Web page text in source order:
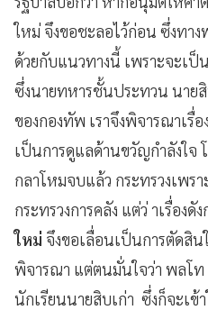
ใหม่ จึงขอชะลอไว้ก่อน ซึ่งทา
ด้วยกับแนวทางนี้ เพราะจะเ
ซึ่งนายทหารชั้นประทวน นาย
ของกองทัพ เราจึงพิจารณาเรื่
เป็นการดูแลด้านขวัญกำลังใจ
กลาโหมจบแล้ว กระทรวงเพร
กระทรวงการคลัง แต่ว่ าเรื่อง
ใหม่ จึงขอเลื่อนเป็นการตัดสิ
พิจารณา แต่ตนมั่นใจว่า พลโท
นักเรียนนายสิบเก่า ซึ่งก็จะเข้